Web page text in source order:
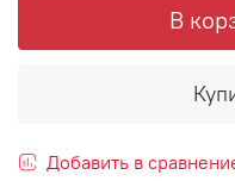
В
Добавить в